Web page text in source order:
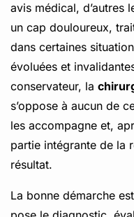
avis médical, d’autres
un cap douloureux,
dans certaines
évoluées et
conservateur, la
s’oppose à aucun de
les accompagne et,
partie intégrante de la
résultat.
La bonne démarche